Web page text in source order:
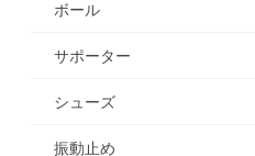
ボール
サポーター
シューズ
振動止め